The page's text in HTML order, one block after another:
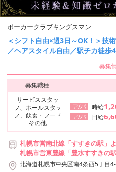
ポーカークラブキングスマン
＜シフト自由×週3日～OK！＞技
／ヘアスタイル自由／駅チカ徒歩
募集
募集職種
サービススタッ
フ、ホールスタッ
フ、飲食・フード
その他
ア/パ 時給
ア/パ
日給
札幌市営南北線「すすきの駅」
札幌市営東豊線「豊水すすきの
札幌市営南北線「大通駅」より
北海道札幌市中央区南4条西5丁目